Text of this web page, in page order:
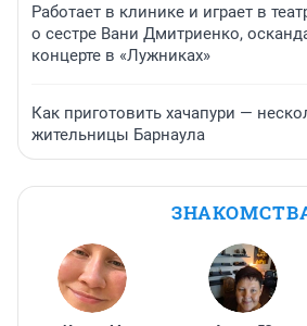
Работает в клинике и играет в
о сестре Вани Дмитриенко,
концерте в «Лужниках»
Как приготовить хачапури —
жительницы Барнаула